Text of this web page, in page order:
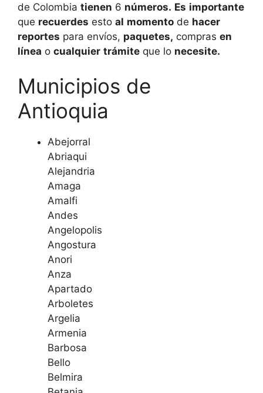
de Colombia tienen 6 números. Es importante
que recuerdes esto al momento de hacer
reportes para envíos, paquetes, compras en
línea o cualquier trámite que lo necesite.
Municipios de
Antioquia
Abejorral
Abriaqui
Alejandria
Amaga
Amalfi
Andes
Angelopolis
Angostura
Anori
Anza
Apartado
Arboletes
Argelia
Armenia
Barbosa
Bello
Belmira